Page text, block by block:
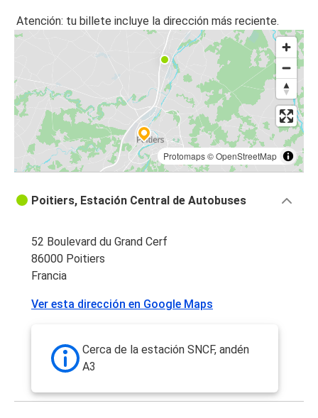
Atención: tu billete incluye la dirección más reciente.
Protomaps©OpenStreetMap
Poitiers, Estación Central de Autobuses
52 Boulevard du Grand Cerf
86000 Poitiers
Francia
Ver esta dirección en Google Maps
Cerca de la estación SNCF, andén
A3